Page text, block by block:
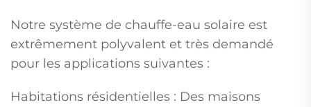
Notre système de chauffe-eau solaire est
extrêmement polyvalent et très demandé
pour les applications suivantes :
Habitations résidentielles : Des maisons